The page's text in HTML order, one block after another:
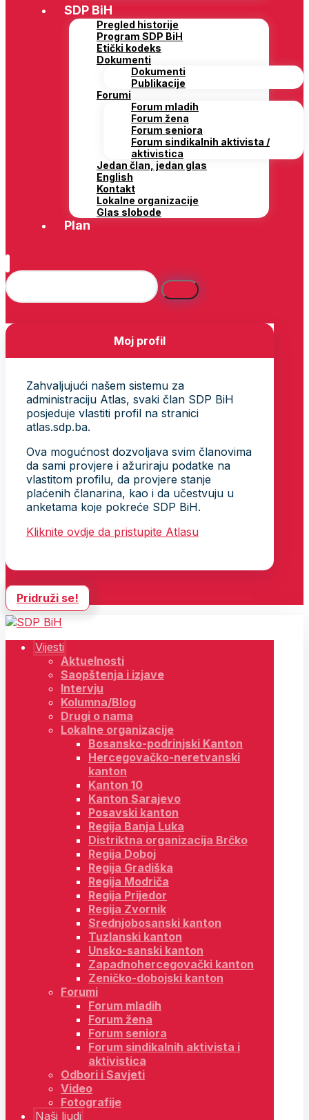
SDP BiH
Pregled historije
Program SDP BiH
Etički kodeks
Dokumenti
Dokumenti
Publikacije
Forumi
Forum mladih
Forum žena
Forum seniora
Forum sindikalnih aktivista /
aktivistica
Jedan član, jedan glas
English
Kontakt
Lokalne organizacije
Glas slobode
Plan
Moj profil
Zahvaljujući našem sistemu za
administraciju Atlas, svaki član SDP BiH
posjeduje vlastiti profil na stranici
atlas.sdp.ba.
Ova mogućnost dozvoljava svim članovima
da sami provjere i ažuriraju podatke na
vlastitom profilu, da provjere stanje
plaćenih članarina, kao i da učestvuju u
anketama koje pokreće SDP BiH.
Kliknite ovdje da pristupite Atlasu
Pridruži se!
Vijesti
Aktuelnosti
Saopštenja i izjave
Intervju
Kolumna/Blog
Drugi o nama
Lokalne organizacije
Bosansko-podrinjski Kanton
Hercegovačko-neretvanski
kanton
Kanton 10
Kanton Sarajevo
Posavski kanton
Regija Banja Luka
Distriktna organizacija Brčko
Regija Doboj
Regija Gradiška
Regija Modriča
Regija Prijedor
Regija Zvornik
Srednjobosanski kanton
Tuzlanski kanton
Unsko-sanski kanton
Zapadnohercegovački kanton
Zeničko-dobojski kanton
Forumi
Forum mladih
Forum žena
Forum seniora
Forum sindikalnih aktivista i
aktivistica
Odbori i Savjeti
Video
Fotografije
Naši ljudi